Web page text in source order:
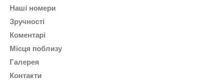
наші номери
Зручності
коментарі
Місця поблизу
галерея
контакти